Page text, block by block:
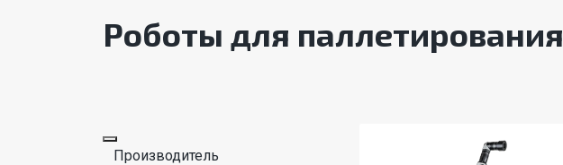
Роботы для паллетирования
Производитель